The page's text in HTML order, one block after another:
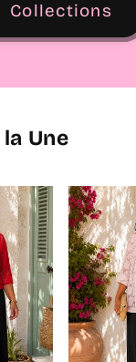
Collections
Une